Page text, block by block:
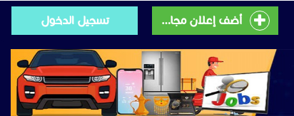
أضف إعلان مجانى تسجيل الدخول